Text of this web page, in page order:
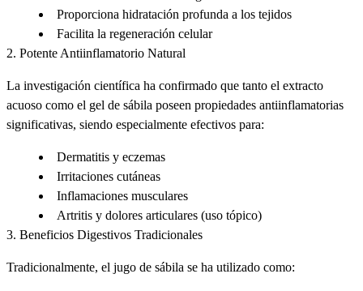
Proporciona hidratación profunda a los tejidos
Facilita la regeneración celular
2. Potente Antiinflamatorio Natural
La investigación científica ha confirmado que tanto el extracto
acuoso como el gel de sábila poseen propiedades antiinflamatorias
significativas, siendo especialmente efectivos para:
Dermatitis y eczemas
Irritaciones cutáneas
Inflamaciones musculares
Artritis y dolores articulares (uso tópico)
3. Beneficios Digestivos Tradicionales
Tradicionalmente, el jugo de sábila se ha utilizado como: